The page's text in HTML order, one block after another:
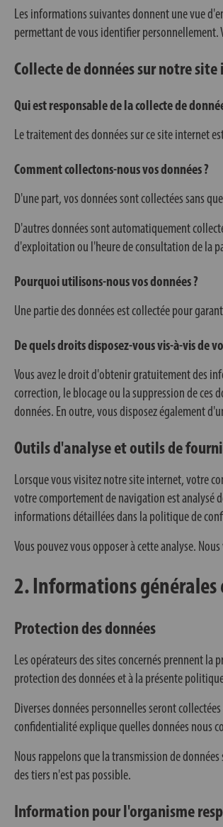
Les informations suivantes donnent une vue
permettant de vous identifier
Collecte de données sur notre
Qui est responsable de la collecte de
Le traitement des données sur ce site internet
Comment collectons-nous vos données ?
D'une part, vos données sont collectées sans
D'autres données sont automatiquement
d'exploitation ou l'heure de consultation de la
Pourquoi utilisons-nous vos données ?
Une partie des données est collectée pour
De quels droits disposez-vous vis-à-vis de
Vous avez le droit d'obtenir gratuitement des
correction, le blocage ou la suppression de ces
données. En outre, vous disposez également
Outils d'analyse et outils de
Lorsque vous visitez notre site internet, votre
votre comportement de navigation est analysé
informations détaillées dans la politique de
Vous pouvez vous opposer à cette analyse.
2. Informations
Protection des données
Les opérateurs des sites concernés prennent
protection des données et à la présente
Diverses données personnelles seront
confidentialité explique quelles données nous
Nous rappelons que la transmission de
des tiers n'est pas possible.
Information pour l'organisme